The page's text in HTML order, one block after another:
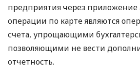
предприятия через приложение
операции по карте являются
счета, упрощающими
позволяющими не вести
отчетность.